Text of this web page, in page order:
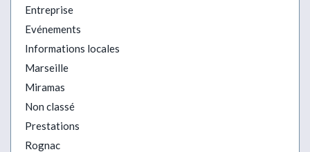
Entreprise
Evénements
Informations locales
Marseille
Miramas
Non classé
Prestations
Rognac